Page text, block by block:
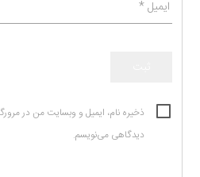
ایمیل*
ذخیره نام، ایمیل و وبسایت من در
دیدگاهی می‌نویسم.